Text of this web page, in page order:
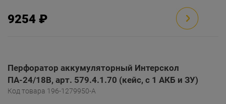
9254 ₽
Перфоратор аккумуляторный Интерскол
ПА-24/18В, арт. 579.4.1.70 (кейс, с 1 АКБ и ЗУ)
Код товара 196-1279950-A